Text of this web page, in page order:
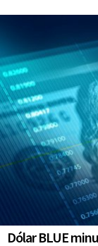
Dólar BLUE